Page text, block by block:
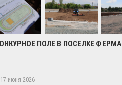
ПОЛЕ В ПОСЕЛКЕ ФЕРМА
17 июня 2026